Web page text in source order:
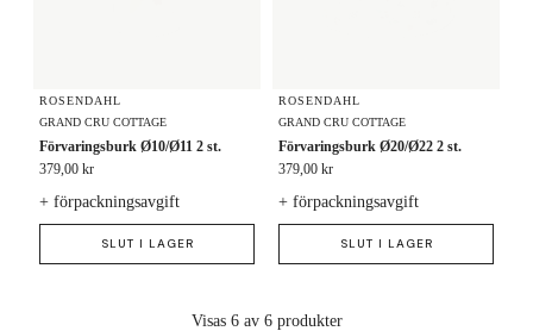
ROSENDAHL
GRAND CRU COTTAGE
Förvaringsburk Ø10/Ø11 2 st.
379,00 kr
+ förpackningsavgift
SLUT I LAGER
ROSENDAHL
GRAND CRU COTTAGE
Förvaringsburk Ø20/Ø22 2 st.
379,00 kr
+ förpackningsavgift
SLUT I LAGER
Visas 6 av 6 produkter